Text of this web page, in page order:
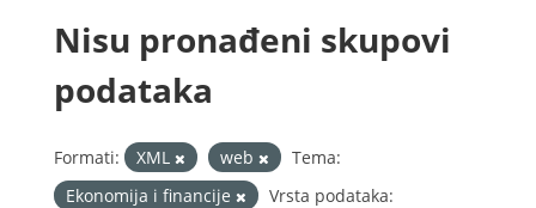
Nisu pronađeni skupovi
podataka
Formati: XML web
Tema:
Ekonomija i financije
Vrsta podataka: